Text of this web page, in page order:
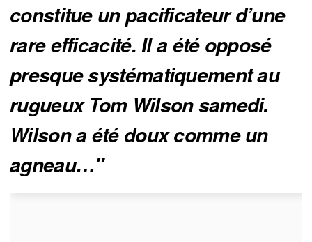
constitue un pacificateur d’une
rare efficacité. Il a été opposé
presque systématiquement au
rugueux Tom Wilson samedi.
Wilson a été doux comme un
agneau…"